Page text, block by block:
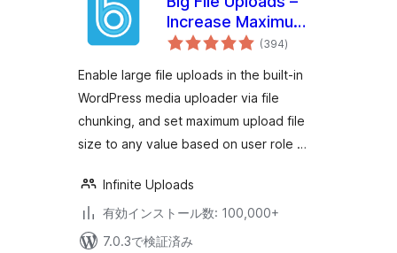
Increase Maximum
File Upload Size
(394個
の
価
)
Enable large file uploads in the built-in
WordPress media uploader via file
chunking, and set maximum upload file
size to any value based on user role …
Infinite Uploads
有効インストール数: 100,000+
7.0.3で検証済み